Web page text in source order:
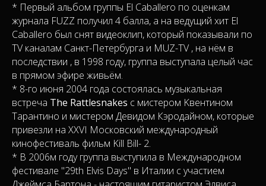
* Первый альбом группы El Caballero по оценкам
журнала FUZZ получил 4 балла, а на ведущий хит El
Caballero был снят видеоклип, который показывали по
ТV каналам Санкт-Петербурга и МUZ-TV , на нём в
последствии , в 1998 году, группа выступала целый час
в прямом эфире живьём.
* 8-го июня 2004 года состоялась музыкальная
встреча The Rattlesnakes с мистером Kвентином
Тарантино и мистером Девидом Кэродайном, которые
привезли на XXVI Московский международный
кинофестиваль фильм Kill Bill- 2.
* В 2006м году группа выступила в Международном
фестивале "29th Elvis Days" в Италии с участием